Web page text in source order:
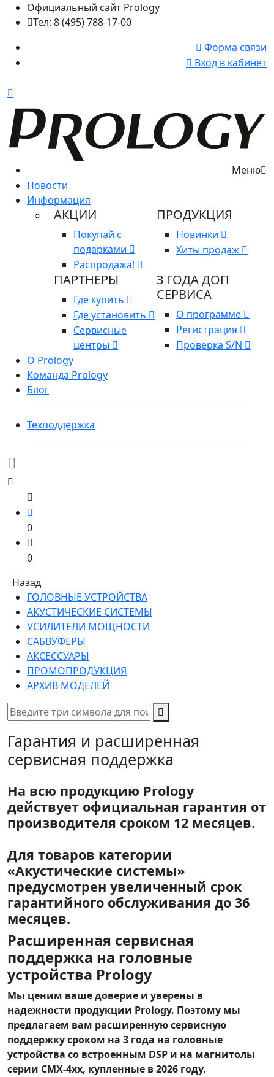
Официальный сайт Prology
Тел: 8 (495) 788-17-00
Форма связи
Вход в кабинет
Меню
Новости
Информация
АКЦИИ
Покупай с
подарками
Распродажа!
ПРОДУКЦИЯ
Новинки
Хиты продаж
ПАРТНЕРЫ
Где купить
Где установить
Сервисные
центры
3 ГОДА ДОП
СЕРВИСА
О программе
Регистрация
Проверка S/N
О Prology
Команда Prology
Блог
Техподдержка
0
0
Назад
ГОЛОВНЫЕ УСТРОЙСТВА
АКУСТИЧЕСКИЕ СИСТЕМЫ
УСИЛИТЕЛИ МОЩНОСТИ
САБВУФЕРЫ
АКСЕССУАРЫ
ПРОМОПРОДУКЦИЯ
АРХИВ МОДЕЛЕЙ
Гарантия и расширенная
сервисная поддержка
На всю продукцию Prology
действует официальная гарантия от
производителя сроком 12 месяцев.
Для товаров категории
«Акустические системы»
предусмотрен увеличенный срок
гарантийного обслуживания до 36
месяцев.
Расширенная сервисная
поддержка на головные
устройства Prology
Мы ценим ваше доверие и уверены в
надежности продукции Prology. Поэтому мы
предлагаем вам расширенную сервисную
поддержку сроком на 3 года на головные
устройства со встроенным DSP и на магнитолы
серии CMX-4xx, купленные в 2026 году.